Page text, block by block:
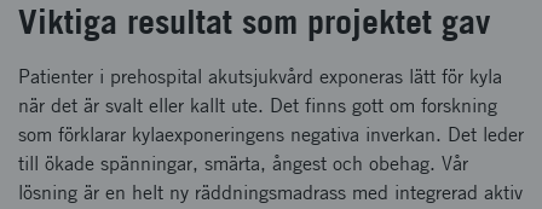
Viktiga resultat som projektet gav
Patienter i prehospital akutsjukvård exponeras lätt för kyla
när det är svalt eller kallt ute. Det finns gott om forskning
som förklarar kylaexponeringens negativa inverkan. Det leder
till ökade spänningar, smärta, ångest och obehag. Vår
lösning är en helt ny räddningsmadrass med integrerad aktiv